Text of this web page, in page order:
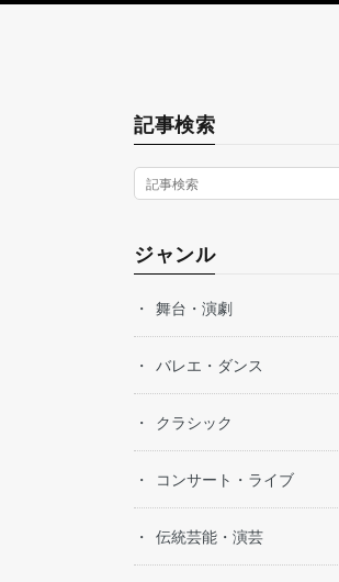
記事検索
ジャンル
舞台・演劇
バレエ・ダンス
クラシック
コンサート・ライブ
伝統芸能・演芸